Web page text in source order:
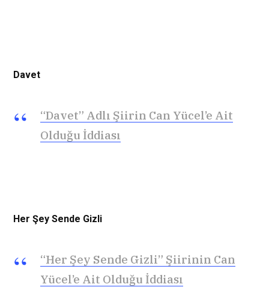
Davet
“Davet” Adlı Şiirin Can Yücel’e Ait
Olduğu İddiası
Her Şey Sende Gizli
“Her Şey Sende Gizli” Şiirinin Can
Yücel’e Ait Olduğu İddiası